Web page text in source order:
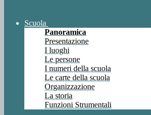
Scuola
Panoramica
Presentazione
I luoghi
Le persone
I numeri della scuola
Le carte della scuola
Organizzazione
La storia
Funzioni Strumentali